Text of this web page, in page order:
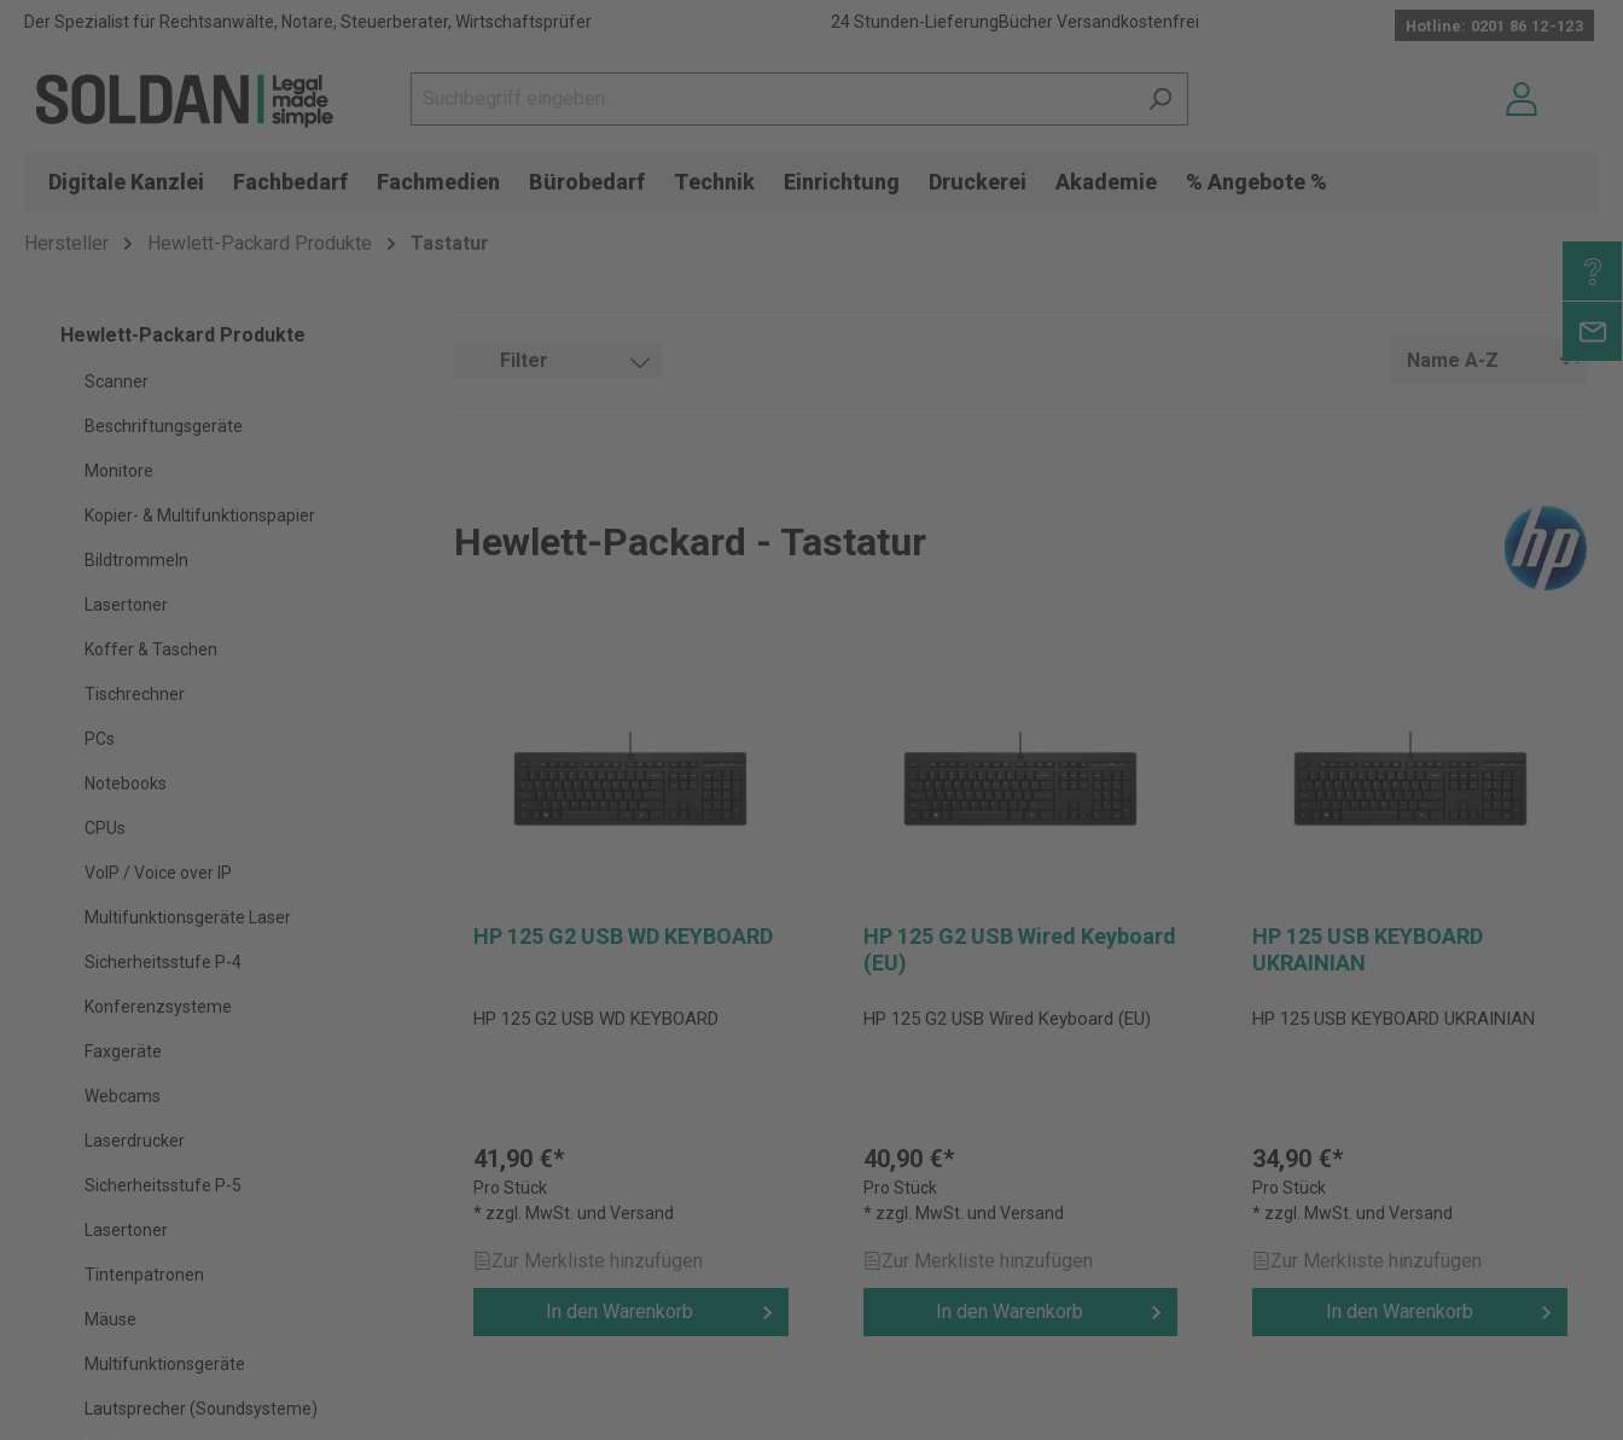
Der Spezialist für Rechtsanwälte, Notare, Steuerberater, Wirtschaftsprüfer 24 Stunden-LieferungBücher Versandkostenfrei Hotline: 0201 86 12-123
Digitale Kanzlei Fachbedarf Fachmedien Bürobedarf Technik Einrichtung Druckerei Akademie % Angebote %
Hersteller Hewlett-Packard Produkte Tastatur
Hewlett-Packard Produkte
Scanner
Beschriftungsgeräte
Monitore
Kopier- & Multifunktionspapier
Bildtrommeln
Lasertoner
Koffer & Taschen
Tischrechner
PCs
Notebooks
CPUs
VoIP / Voice over IP
Multifunktionsgeräte Laser
Sicherheitsstufe P-4
Konferenzsysteme
Faxgeräte
Webcams
Laserdrucker
Sicherheitsstufe P-5
Lasertoner
Tintenpatronen
Mäuse
Multifunktionsgeräte
Lautsprecher (Soundsysteme)
Filter
Hewlett-Packard - Tastatur
HP 125 G2 USB WD KEYBOARD
HP 125 G2 USB WD KEYBOARD
41,90 €*
Pro Stück
* zzgl. MwSt. und Versand
Zur Merkliste hinzufügen
In den Warenkorb
HP 125 G2 USB Wired Keyboard
(EU)
HP 125 G2 USB Wired Keyboard (EU)
40,90 €*
Pro Stück
* zzgl. MwSt. und Versand
Zur Merkliste hinzufügen
In den Warenkorb
HP 125 USB KEYBOARD
UKRAINIAN
HP 125 USB KEYBOARD UKRAINIAN
34,90 €*
Pro Stück
* zzgl. MwSt. und Versand
Zur Merkliste hinzufügen
In den Warenkorb